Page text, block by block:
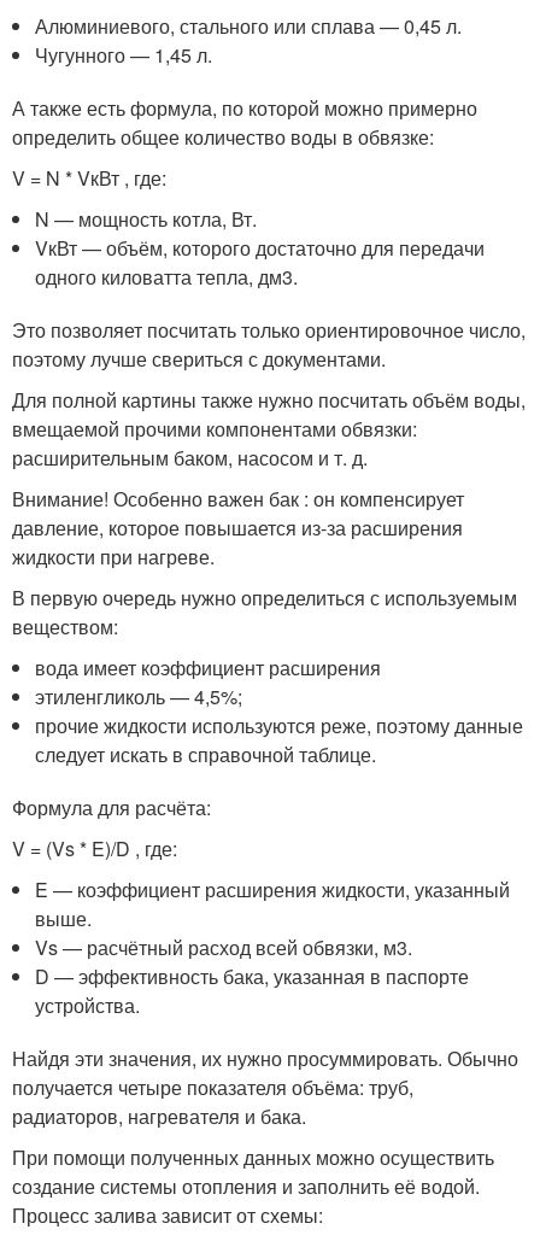
Алюминиевого, стального или сплава — 0,45 л.
Чугунного — 1,45 л.
А также есть формула, по которой можно примерно
определить общее количество воды в обвязке:
V = N * VкВт , где:
N — мощность котла, Вт.
VкВт — объём, которого достаточно для передачи
одного киловатта тепла, дм3.
Это позволяет посчитать только ориентировочное число,
поэтому лучше свериться с документами.
Для полной картины также нужно посчитать объём воды,
вмещаемой прочими компонентами обвязки:
расширительным баком, насосом и т. д.
Внимание! Особенно важен бак : он компенсирует
давление, которое повышается из-за расширения
жидкости при нагреве.
В первую очередь нужно определиться с используемым
веществом:
вода имеет коэффициент расширения
этиленгликоль — 4,5%;
прочие жидкости используются реже, поэтому данные
следует искать в справочной таблице.
Формула для расчёта:
V = (Vs * E)/D , где:
E — коэффициент расширения жидкости, указанный
выше.
Vs — расчётный расход всей обвязки, м3.
D — эффективность бака, указанная в паспорте
устройства.
Найдя эти значения, их нужно просуммировать. Обычно
получается четыре показателя объёма: труб,
радиаторов, нагревателя и бака.
При помощи полученных данных можно осуществить
создание системы отопления и заполнить её водой.
Процесс залива зависит от схемы: